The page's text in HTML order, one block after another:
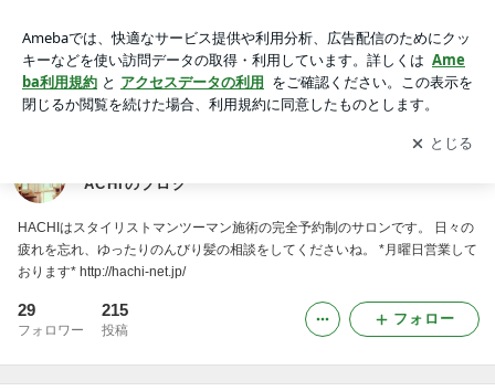
ログ
アプリをダウンロードして ブログの更新通知
を受け取りまし
ょう。
開く
ACHIのブログ
HACHIはスタイリストマンツーマン施術の完全予約制のサロンです。 日々の
疲れを忘れ、ゆったりのんびり髪の相談をしてくださいね。 *月曜日営業して
おります* http://hachi-net.jp/
29
フォロワー
215
投稿
フォロー